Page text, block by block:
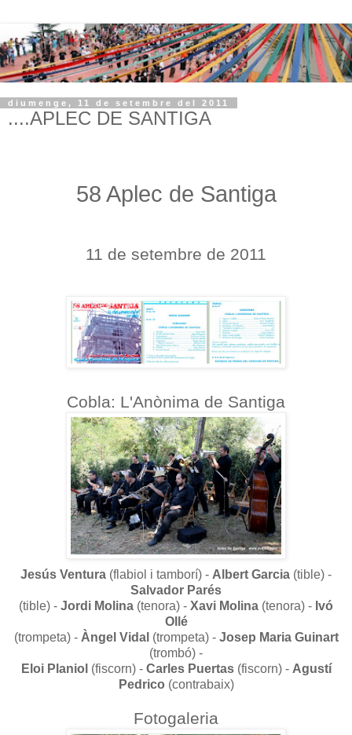
diumenge, 11 de setembre del 2011
....APLEC DE SANTIGA
58 Aplec de Santiga
11 de setembre de 2011
Cobla: L'Anònima de Santiga
Jesús Ventura (flabiol i tamborí) - Albert Garcia (tible) -
Salvador Parés
(tible) - Jordi Molina (tenora) - Xavi Molina (tenora) - Ivó
Ollé
(trompeta) - Àngel Vidal (trompeta) - Josep Maria Guinart
(trombó) -
Eloi Planiol (fiscorn) - Carles Puertas (fiscorn) - Agustí
Pedrico (contrabaix)
Fotogaleria